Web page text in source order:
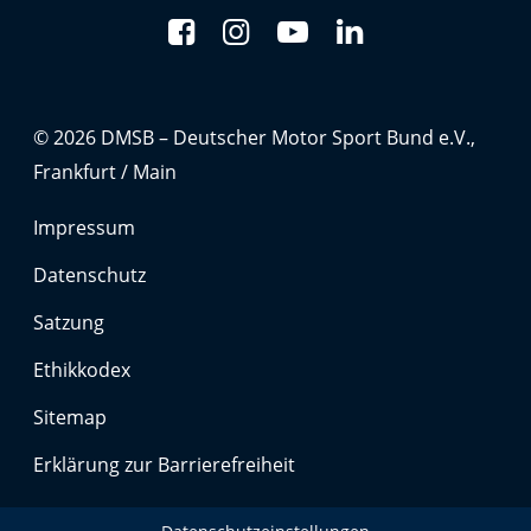
© 2026 DMSB – Deutscher Motor Sport Bund e.V.,
Frankfurt / Main
Impressum
Datenschutz
Satzung
Ethikkodex
Sitemap
Erklärung zur Barrierefreiheit
von Videos auf unserer Website gesetzt werden.
Google LLC
Cookies, die ggf. zur Einbettung und Bereitstellung
werden.
Marketing